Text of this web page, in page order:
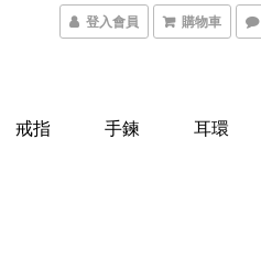
登入會員 購物車
戒指 手鍊
耳環